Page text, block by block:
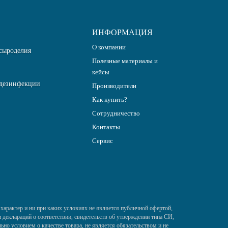
ИНФОРМАЦИЯ
О компании
Полезные материалы и
кейсы
Производители
Как купить?
Сотрудничество
Контакты
Сервис
и ни при каких условиях не является публичной офертой,
о соответствии, свидетельств об утверждении типа СИ,
условием о качестве товара, не является обязательством и не